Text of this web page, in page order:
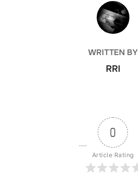
POST AUTHOR
WRITTEN BY
RRI
0
Article Rating